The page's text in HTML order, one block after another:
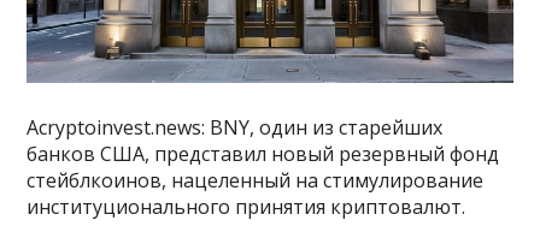
Acryptoinvest.news: BNY, один из старейших
банков США, представил новый резервный фонд
стейблкоинов, нацеленный на стимулирование
институционального принятия криптовалют.